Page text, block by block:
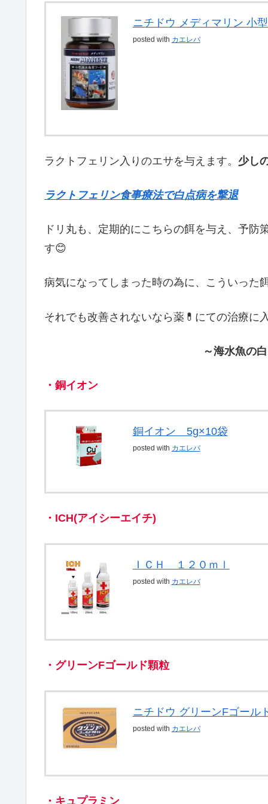
ニチドウ メディマリン 小
posted with カエレバ
ラクトフェリン入りのエサを与えます。 少し
ラクトフェリン食事療法で白点病を撃退
ドリ丸も、定期的にこちらの餌を与え、予
す😊
病気になってしまった時の為に、こういった
それでも改善されないなら薬💊にての治療に
～海水魚の
・銅イオン
銅イオン 5g×10袋
posted with カエレバ
・ICH(アイシーエイチ)
ＩＣＨ １２０ｍｌ
posted with カエレバ
・グリーンFゴールド顆粒
ニチドウ グリーンFゴール
posted with カエレバ
・キュプラミン